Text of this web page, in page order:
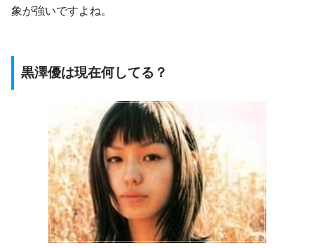
象が強いですよね。
黒澤優は現在何してる？